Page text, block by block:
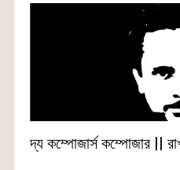
দ্য কম্পোজার্স কম্পোজার ||